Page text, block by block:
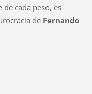
cada peso, es
de Fernando